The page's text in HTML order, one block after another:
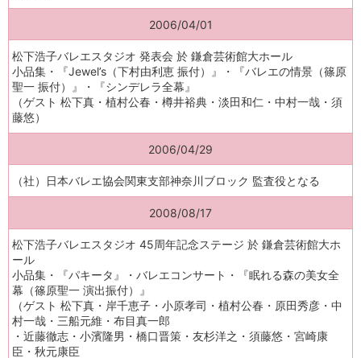
2006/04/01
松下浩子バレエスタジオ 発表会 於 鎌倉芸術館大ホール
小品集・『Jewel’s（下村由利恵 振付）』・『バレエの情景（篠原
聖一 振付）』・『シンデレラ全幕』
（ゲスト 松下真・植村公春・樽井裕典・淡田和仁・中村一哉・須
藤悠）
2006/04/29
（社）日本バレエ協会関東支部神奈川ブロック 監査役となる
2008/08/17
松下浩子バレエスタジオ 45周年記念ステージ 於 鎌倉芸術館大ホ
ール
小品集・『パキータ』・バレエコンサート・『眠れる森の美女全
幕（篠原聖一 演出振付）』
（ゲスト 松下真・岸千恵子・小原孝司・植村公春・原田秀彦・中
村一哉・三船元維・布目真一郎
・近藤徹志・小濱隆男・橋口晋策・友杉洋之・須藤悠・宮崎康
臣・秋元康臣